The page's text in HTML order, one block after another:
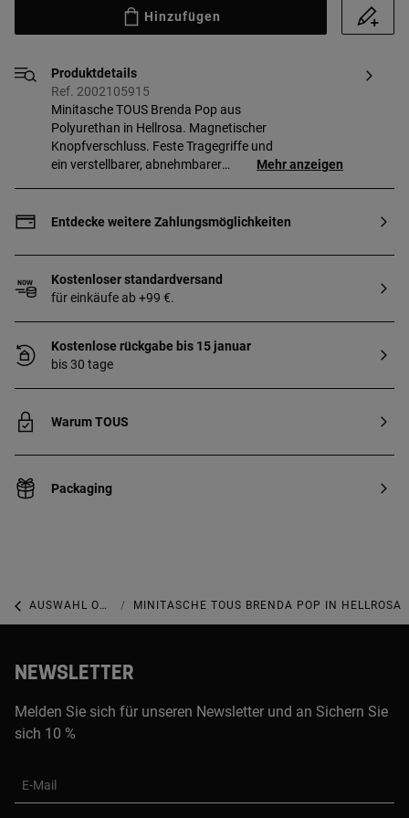
Hinzufügen
Produktdetails
Ref. 2002105915
Minitasche TOUS Brenda Pop aus
Polyurethan in Hellrosa. Magnetischer
Knopfverschluss. Feste Tragegriffe und
ein verstellbarer, abnehmbarer
(Höhe x Breite x Tiefe): 20 x 16 x 7 cm.
Format wünschst, wende dich bitte an
unseren Personal Shopper. Shopper-
Kontakt: 900 777 900
Mehr anzeigen
Entdecke weitere Zahlungsmöglichkeiten
Kostenloser standardversand
für einkäufe ab +99 €.
Kostenlose rückgabe bis 15 januar
bis 30 tage
Warum TOUS
Packaging
AUSWAHL OSO MINITASCHE TOUS BRENDA POP IN HELLROSA
NEWSLETTER
Melden Sie sich für unseren Newsletter und an Sichern Sie
sich 10 %
E-Mail